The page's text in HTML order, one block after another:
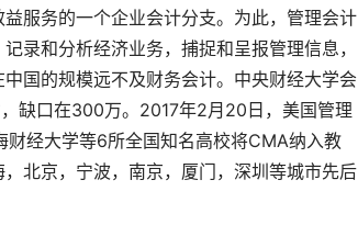
服务的一个企业会计分支。为此，管理会计
录和分析经济业务，捕捉和呈报管理信息，
国的规模远不及财务会计。中央财经大学会
缺口在300万。2017年2月20日，美国管理
经大学等6所全国知名高校将CMA纳入教
北京，宁波，南京，厦门，深圳等城市先后